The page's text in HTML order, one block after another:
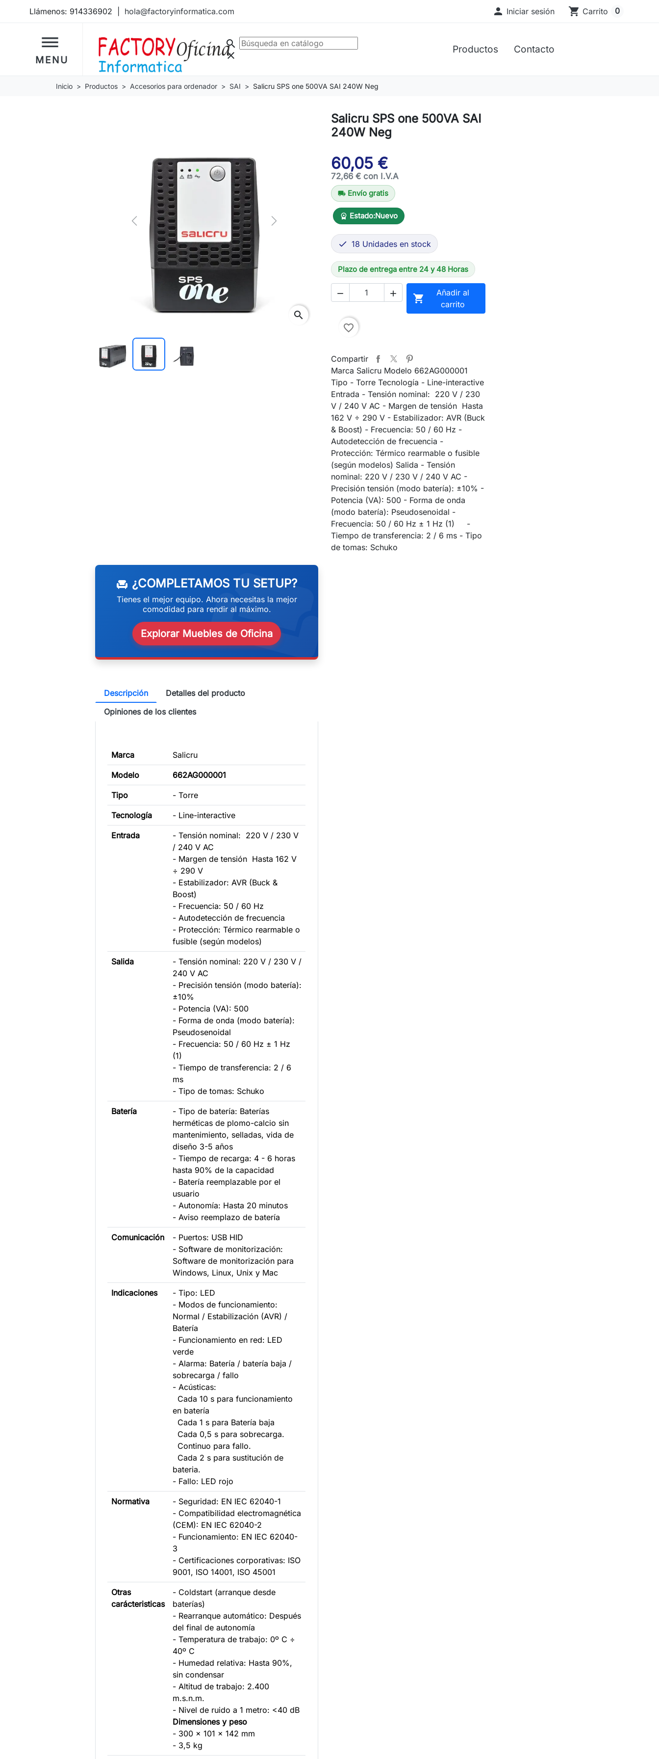
Llámenos: 914336902 hola@factoryinformatica.com  Iniciar sesión shopping_cart Carrito 0
dehaze
MENU
Productos Contacto
search
clear
Inicio Productos Accesorios para ordenador SAI Salicru SPS one 500VA SAI 240W Neg
Previous Next
search
Salicru SPS one 500VA SAI
240W Neg
60,05 €
72,66 € con I.V.A
local_shipping Envío gratis
workspace_premium Estado:Nuevo
 18 Unidades en stock
Plazo de entrega entre 24 y 48 Horas
  
Añadir al
carrito
favorite_border
Compartir
Marca Salicru Modelo 662AG000001
Tipo - Torre Tecnología - Line-interactive
Entrada - Tensión nominal: 220 V / 230
V / 240 V AC - Margen de tensión Hasta
162 V ÷ 290 V - Estabilizador: AVR (Buck
& Boost) - Frecuencia: 50 / 60 Hz -
Autodetección de frecuencia -
Protección: Térmico rearmable o fusible
(según modelos) Salida - Tensión
nominal: 220 V / 230 V / 240 V AC -
Precisión tensión (modo batería): ±10% -
Potencia (VA): 500 - Forma de onda
(modo batería): Pseudosenoidal -
Frecuencia: 50 / 60 Hz ± 1 Hz (1) -
Tiempo de transferencia: 2 / 6 ms - Tipo
de tomas: Schuko
weekend
chair ¿COMPLETAMOS TU SETUP?
Tienes el mejor equipo. Ahora necesitas la mejor
comodidad para rendir al máximo.
Explorar Muebles de Oficina
Descripción
Detalles del producto
Opiniones de los clientes
Marca Salicru
Modelo 662AG000001
Tipo - Torre
Tecnología - Line-interactive
Entrada
- Tensión nominal: 220 V / 230 V
/ 240 V AC
- Margen de tensión Hasta 162 V
÷ 290 V
- Estabilizador: AVR (Buck &
Boost)
- Frecuencia: 50 / 60 Hz
- Autodetección de frecuencia
- Protección: Térmico rearmable o
fusible (según modelos)
Salida
- Tensión nominal: 220 V / 230 V /
240 V AC
- Precisión tensión (modo batería):
±10%
- Potencia (VA): 500
- Forma de onda (modo batería):
Pseudosenoidal
- Frecuencia: 50 / 60 Hz ± 1 Hz
(1)
- Tiempo de transferencia: 2 / 6
ms
- Tipo de tomas: Schuko
Batería
- Tipo de batería: Baterías
herméticas de plomo-calcio sin
mantenimiento, selladas, vida de
diseño 3-5 años
- Tiempo de recarga: 4 - 6 horas
hasta 90% de la capacidad
- Batería reemplazable por el
usuario
- Autonomía: Hasta 20 minutos
- Aviso reemplazo de batería
Comunicación
- Puertos: USB HID
- Software de monitorización:
Software de monitorización para
Windows, Linux, Unix y Mac
Indicaciones
- Tipo: LED
- Modos de funcionamiento:
Normal / Estabilización (AVR) /
Batería
- Funcionamiento en red: LED
verde
- Alarma: Batería / batería baja /
sobrecarga / fallo
- Acústicas:
Cada 10 s para funcionamiento
en batería
Cada 1 s para Batería baja
Cada 0,5 s para sobrecarga.
Continuo para fallo.
Cada 2 s para sustitución de
bateria.
- Fallo: LED rojo
Normativa
- Seguridad: EN IEC 62040-1
- Compatibilidad electromagnética
(CEM): EN IEC 62040-2
- Funcionamiento: EN IEC 62040-
3
- Certificaciones corporativas: ISO
9001, ISO 14001, ISO 45001
Otras
carácteristicas
- Coldstart (arranque desde
baterías)
- Rearranque automático: Después
del final de autonomía
- Temperatura de trabajo: 0º C ÷
40º C
- Humedad relativa: Hasta 90%,
sin condensar
- Altitud de trabajo: 2.400
m.s.n.m.
- Nivel de ruido a 1 metro: <40 dB
Dimensiones y peso
- 300 x 101 x 142 mm
- 3,5 kg